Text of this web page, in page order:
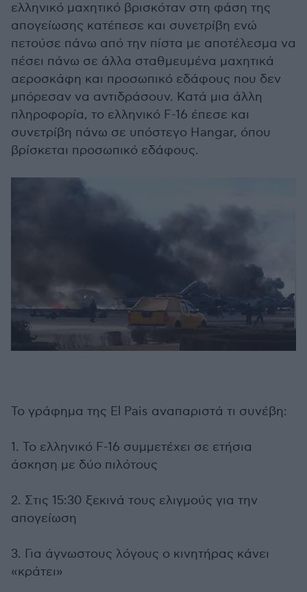
ελληνικό μαχητικό βρισκόταν στη φάση της
απογείωσης κατέπεσε και συνετρίβη ενώ
πετούσε πάνω από την πίστα με αποτέλεσμα να
πέσει πάνω σε άλλα σταθμευμένα μαχητικά
αεροσκάφη και προσωπικό εδάφους που δεν
μπόρεσαν να αντιδράσουν. Κατά μια άλλη
πληροφορία, το ελληνικό F-16 έπεσε και
συνετρίβη πάνω σε υπόστεγο Hangar, όπου
βρίσκεται προσωπικό εδάφους.
To γράφημα της El Pais αναπαριστά τι συνέβη:
1. To ελληνικό F-16 συμμετέχει σε ετήσια
άσκηση με δύο πιλότους
2. Στις 15:30 ξεκινά τους ελιγμούς για την
απογείωση
3. Για άγνωστους λόγους ο κινητήρας κάνει
«κράτει»